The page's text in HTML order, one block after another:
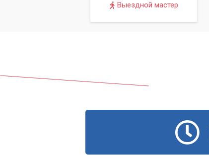
Выездной мастер